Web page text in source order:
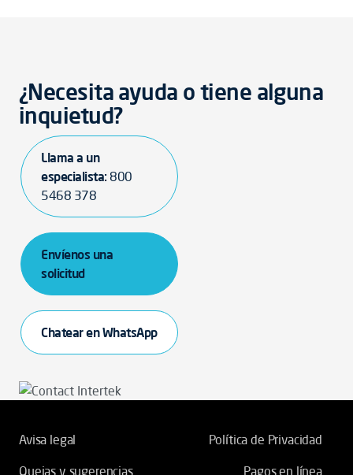
¿Necesita ayuda o tiene alguna
inquietud?
Llama a un
especialista:800
5468 378
Envíenos una
solicitud
Chatear en WhatsApp
Avisa legal
Política de Privacidad
Quejas y sugerencias
Pagos en línea